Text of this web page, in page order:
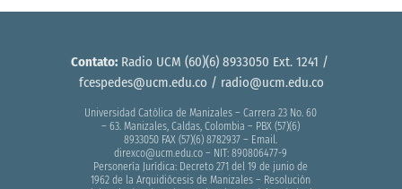
Contato:Radio UCM (60)(6) 8933050 Ext. 1241 /
fcespedes@ucm.edu.co / radio@ucm.edu.co
Universidad Católica de Manizales – Carrera 23 No. 60
– 63. Manizales, Caldas, Colombia – PBX (57)(6)
8933050 FAX (57)(6) 8782937 – Email.
direxco@ucm.edu.co – NIT: 890806477-9
Personería Jurídica: Decreto 271 del 19 de junio de
1962 de la Arquidiócesis de Manizales – Resolución